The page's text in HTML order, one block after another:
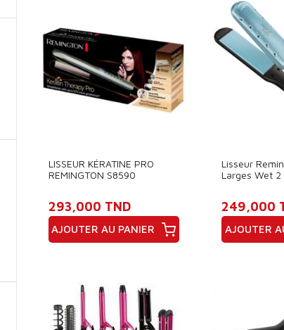
LISSEUR KÉRATINE PRO
REMINGTON S8590
293,000 TND
AJOUTER AU PANIER
Lisseur
Larges Wet
249,000
AJOUTER